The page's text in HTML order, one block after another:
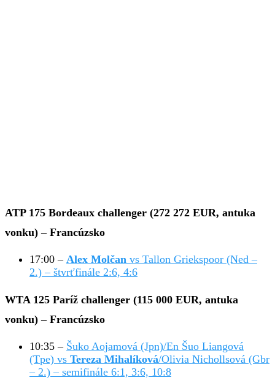
ATP 175 Bordeaux challenger (272 272 EUR, antuka
vonku) – Francúzsko
17:00 – Alex Molčan vs Tallon Griekspoor (Ned –
2.) – štvrťfinále 2:6, 4:6
WTA 125 Paríž challenger (115 000 EUR, antuka
vonku) – Francúzsko
10:35 – Šuko Aojamová (Jpn)/En Šuo Liangová
(Tpe) vs Tereza Mihalíková/Olivia Nichollsová (Gbr
– 2.) – semifinále 6:1, 3:6, 10:8